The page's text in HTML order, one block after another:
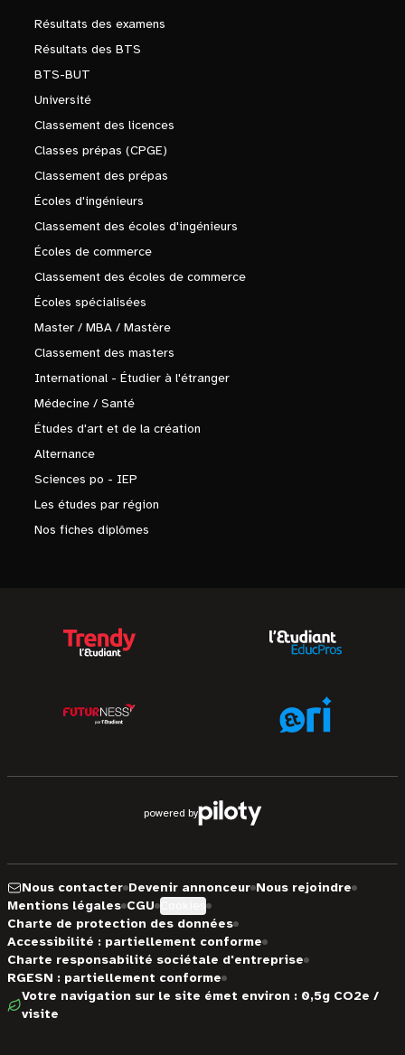
Résultats des examens
Résultats des BTS
BTS-BUT
Université
Classement des licences
Classes prépas (CPGE)
Classement des prépas
Écoles d'ingénieurs
Classement des écoles d'ingénieurs
Écoles de commerce
Classement des écoles de commerce
Écoles spécialisées
Master / MBA / Mastère
Classement des masters
International - Étudier à l'étranger
Médecine / Santé
Études d'art et de la création
Alternance
Sciences po - IEP
Les études par région
Nos fiches diplômes
powered by
Nous contacter Devenir annonceur Nous rejoindre
Mentions légales CGU
Charte de protection des données
Accessibilité : partiellement conforme
Charte responsabilité sociétale d'entreprise
RGESN : partiellement conforme
Votre navigation sur le site émet environ : 0,5g CO2e /
visite